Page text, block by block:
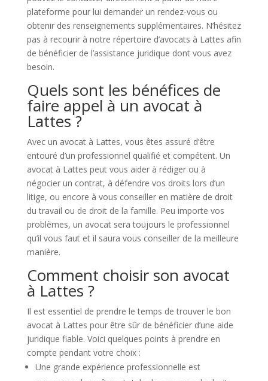
plateforme pour lui demander un rendez-vous ou
obtenir des renseignements supplémentaires. N’hésitez
pas à recourir à notre répertoire d’avocats à Lattes afin
de bénéficier de l’assistance juridique dont vous avez
besoin.
Quels sont les bénéfices de
faire appel à un avocat à
Lattes ?
Avec un avocat à Lattes, vous êtes assuré d’être
entouré d’un professionnel qualifié et compétent. Un
avocat à Lattes peut vous aider à rédiger ou à
négocier un contrat, à défendre vos droits lors d’un
litige, ou encore à vous conseiller en matière de droit
du travail ou de droit de la famille. Peu importe vos
problèmes, un avocat sera toujours le professionnel
qu’il vous faut et il saura vous conseiller de la meilleure
manière.
Comment choisir son avocat
à Lattes ?
Il est essentiel de prendre le temps de trouver le bon
avocat à Lattes pour être sûr de bénéficier d’une aide
juridique fiable. Voici quelques points à prendre en
compte pendant votre choix :
Une grande expérience professionnelle est